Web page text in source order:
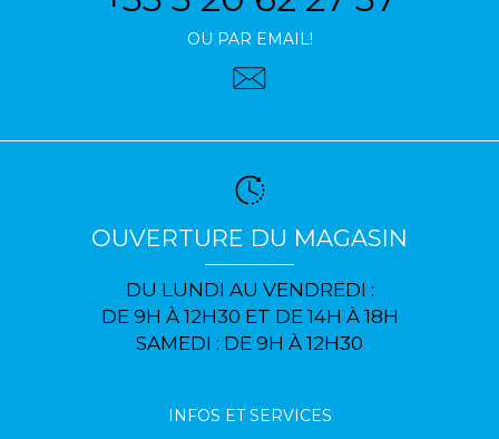
OU PAR EMAIL!
OUVERTURE DU MAGASIN
DU LUNDI AU VENDREDI :
DE 9H À 12H30 ET DE 14H À 18H
SAMEDI : DE 9H À 12H30
INFOS ET SERVICES